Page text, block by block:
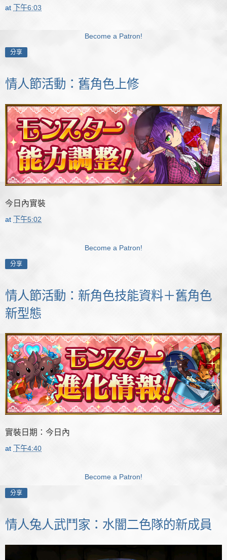
at 下午6:03
Become a Patron!
分享
情人節活動：舊角色上修
今日內實裝
at 下午5:02
Become a Patron!
分享
情人節活動：新角色技能資料＋舊角色
新型態
實裝日期：今日內
at 下午4:40
Become a Patron!
分享
情人兔人武鬥家：水闇二色隊的新成員